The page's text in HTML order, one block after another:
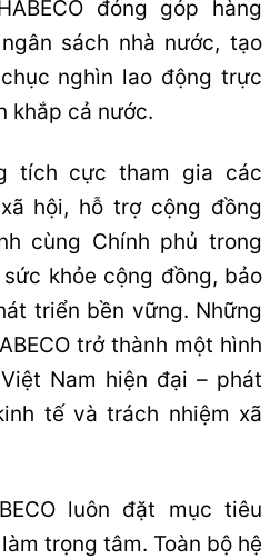
đóng góp hàng
sách nhà nước, tạo
nghìn lao động trực
khắp cả nước.
tích cực tham gia các
hội, hỗ trợ cộng đồng
cùng Chính phủ trong
khỏe cộng đồng, bảo
triển bền vững. Những
trở thành một hình
Nam hiện đại – phát
tế và trách nhiệm xã
luôn đặt mục tiêu
trọng tâm. Toàn bộ hệ